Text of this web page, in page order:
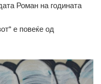
Роман на годината
е повеќе од